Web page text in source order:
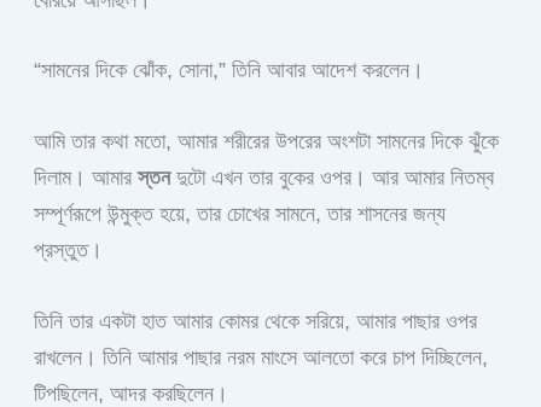
“সামনের দিকে ঝোঁক, সোনা,” তিনি আবার আদেশ করলেন।
আমি তার কথা মতো, আমার শরীরের উপরের অংশটা সামনের দিকে ঝুঁকে
দিলাম। আমারস্তনদুটো এখন তার বুকের ওপর। আর আমার নিতম্ব
সম্পূর্ণরূপে উন্মুক্ত হয়ে, তার চোখের সামনে, তার শাসনের জন্য
প্রস্তুত।
তিনি তার একটা হাত আমার কোমর থেকে সরিয়ে, আমার পাছার ওপর
রাখলেন। তিনি আমার পাছার নরম মাংসে আলতো করে চাপ দিচ্ছিলেন,
টিপছিলেন, আদর করছিলেন।